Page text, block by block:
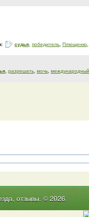
судья, победитель, Плющенко,
, разрешать, мочь, международный
отзывы. © 2026